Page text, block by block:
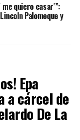
quiero casar'”:
Palomeque y
Epa
a cárcel de
De La